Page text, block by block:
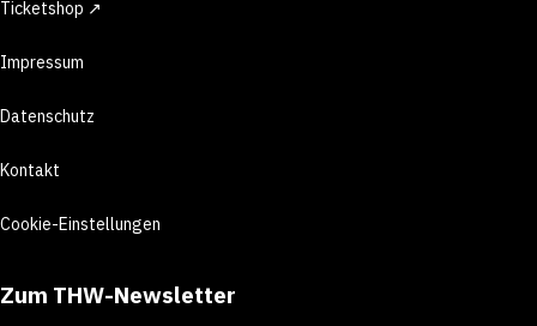
Ticketshop ↗
Impressum
Datenschutz
Kontakt
Cookie-Einstellungen
Zum THW-Newsletter